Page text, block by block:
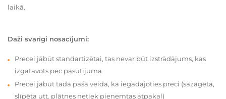
laikā.
Daži svarīgi nosacījumi:
Precei jābūt standartizētai, tas nevar būt izstrādājums, kas
izgatavots pēc pasūtījuma
Precei jābūt tādā pašā veidā, kā iegādājoties preci (sazāģēta,
slīpēta utt. plātnes netiek pieņemtas atpakaļ)